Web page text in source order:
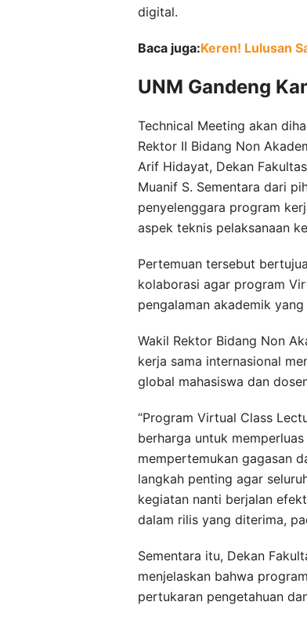
digital.
Baca juga:Keren! Lulusan
UNM Gandeng
Technical Meeting akan
Rektor II Bidang Non
Arif Hidayat, Dekan
Muanif S. Sementara dari
penyelenggara program
aspek teknis pelaksanaan
Pertemuan tersebut
kolaborasi agar program
pengalaman akademik
Wakil Rektor Bidang Non
kerja sama internasional
global mahasiswa dan
“Program Virtual Class
berharga untuk
mempertemukan gagasan
langkah penting agar
kegiatan nanti berjalan
dalam rilis yang diterima,
Sementara itu, Dekan
menjelaskan bahwa
pertukaran pengetahuan